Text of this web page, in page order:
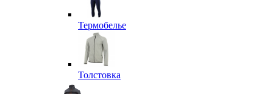
Термобелье
Толстовка